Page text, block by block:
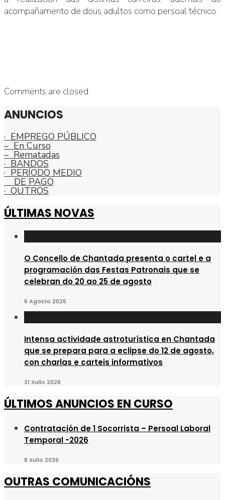
acompañamento de dous adultos como persoal técnico.
Comments are closed.
ANUNCIOS
· EMPREGO PÚBLICO
– En Curso
– Rematadas
· BANDOS
· PERÍODO MEDIO
DE PAGO
· OUTROS
ÚLTIMAS NOVAS
O Concello de Chantada presenta o cartel e a
programación das Festas Patronais que se
celebran do 20 ao 25 de agosto
6 Agosto 2026
Intensa actividade astroturística en Chantada
que se prepara para a eclipse do 12 de agosto,
con charlas e carteis informativos
31 Xullo 2026
ÚLTIMOS ANUNCIOS EN CURSO
Contratación de 1 Socorrista – Persoal Laboral
Temporal -2026
8 Xullo 2026
OUTRAS COMUNICACIÓNS